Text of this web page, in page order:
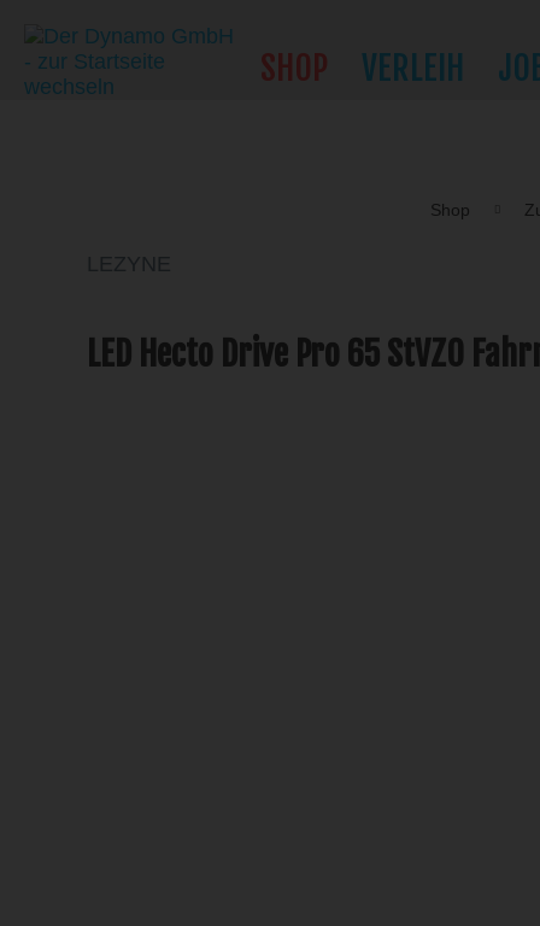
SHOP VERLEIH
Shop
LEZYNE
LED Hecto Drive Pro 65 StVZO